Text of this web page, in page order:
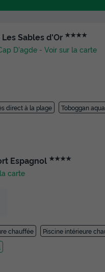
Sables d'Or ★★★★
D'agde -Voir sur la carte
direct à la plage
Toboggan
Espagnol ★★★★
carte
chauffée
Piscine intérieure